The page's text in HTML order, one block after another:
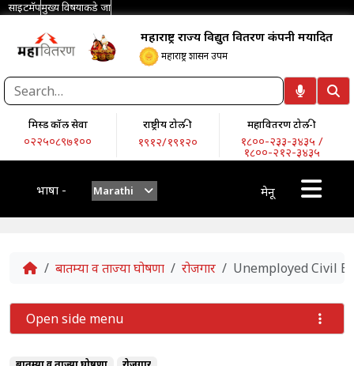
साइटमॅपमुख्य विषयाकडे जा
महाराष्ट्र राज्य विद्युत वितरण कंपनी मर्यादित
महाराष्ट्र शासन उपक्रम
मिस्ड कॉल सेवा
०२२५०८९७१००
राष्ट्रीय टोल-फ्री
१९१२/१९१२०
महावितरण टोल-फ्री
१८००-२३३-३४३५ /
१८००-२१२-३४३५
भाषा - Marathi मेनू
Home
बातम्या व ताज्या घोषणा रोजगार Unemployed Civil
Open side menu